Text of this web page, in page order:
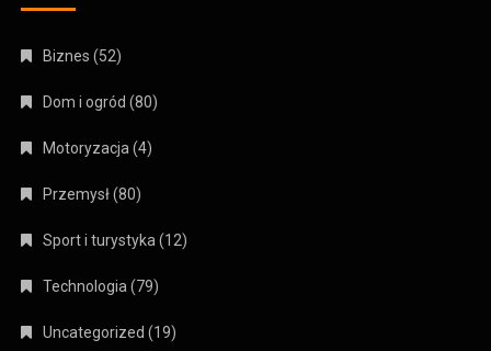
Biznes (52)
Dom i ogród (80)
Motoryzacja(4)
Przemysł(80)
Sport i turystyka(12)
Technologia(79)
Uncategorized (19)